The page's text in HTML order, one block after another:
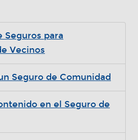
Seguros para
Vecinos
Seguro de Comunidad
en el Seguro de